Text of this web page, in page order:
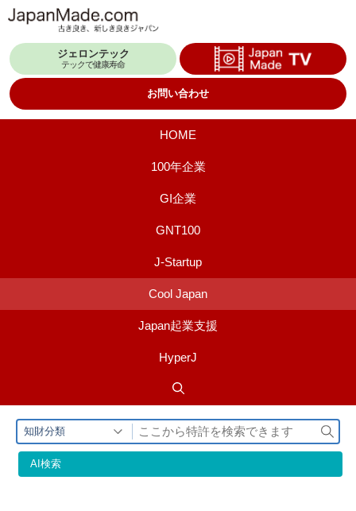
テ
ジェロンテック
テックで健康寿命
お問い合わせ
HOME
100年企業
GI企業
GNT100
J-Startup
Cool Japan
Japan起業支援
HyperJ
知財分類
検
索
AI検索